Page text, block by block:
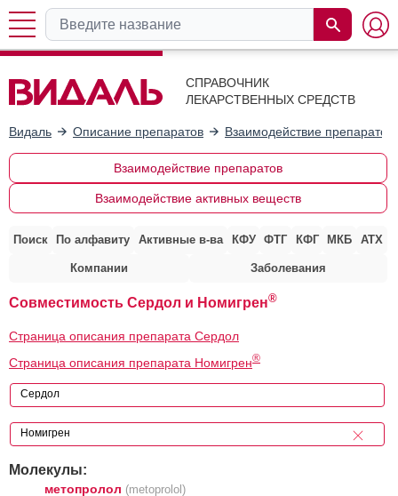
СПРАВОЧНИК
ЛЕКАРСТВЕННЫХ СРЕДСТВ
Видаль Описание препаратов Взаимодействие препаратов
Взаимодействие препаратов
Взаимодействие активных веществ
Поиск По алфавиту Активные в-ва КФУ ФТГ КФГ МКБ АТХ
Компании Заболевания
Совместимость Сердол и Номигрен®
Страница описания препарата Сердол
Страница описания препарата Номигрен®
Молекулы:
метопролол (metoprolol)